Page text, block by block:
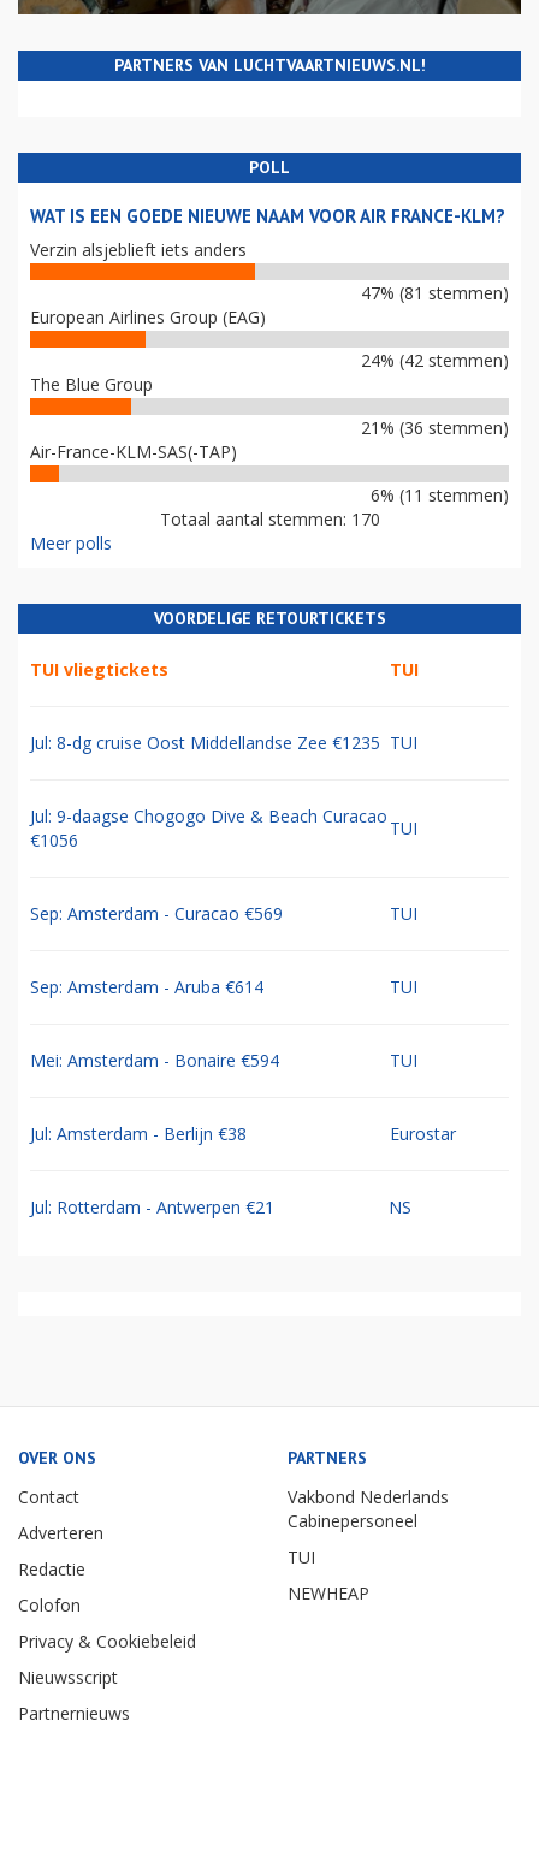
PARTNERS VAN LUCHTVAARTNIEUWS.NL!
POLL
WAT IS EEN GOEDE NIEUWE NAAM VOOR AIR FRANCE-KLM?
Verzin alsjeblieft iets anders
47% (81 stemmen)
European Airlines Group (EAG)
24% (42 stemmen)
The Blue Group
21% (36 stemmen)
Air-France-KLM-SAS(-TAP)
6% (11 stemmen)
Totaal aantal stemmen: 170
Meer polls
VOORDELIGE RETOURTICKETS
TUI vliegtickets TUI
Jul: 8-dg cruise Oost Middellandse Zee €1235 TUI
Jul: 9-daagse Chogogo Dive & Beach Curacao
€1056
TUI
Sep: Amsterdam - Curacao €569 TUI
Sep: Amsterdam - Aruba €614 TUI
Mei: Amsterdam - Bonaire €594 TUI
Jul: Amsterdam - Berlijn €38 Eurostar
Jul: Rotterdam - Antwerpen €21 NS
OVER ONS
Contact
Adverteren
Redactie
Colofon
Privacy & Cookiebeleid
Nieuwsscript
Partnernieuws
PARTNERS
Vakbond Nederlands
Cabinepersoneel
TUI
NEWHEAP